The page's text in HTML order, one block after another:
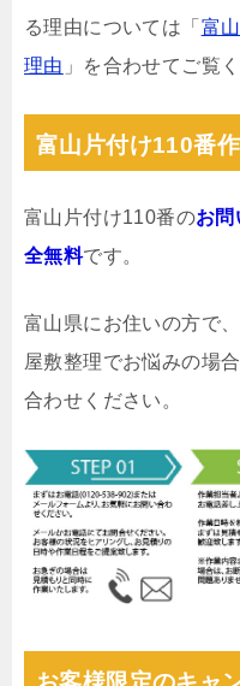
る理由については「 富
理由 」を合わせてご覧
富山片付け110番
富山片付け110番のお問
全無料です。
富山県にお住いの方で
屋敷整理でお悩みの場
合わせください。